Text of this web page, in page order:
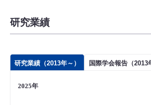
研究業績
研究業績（2013年～） 国際学会報告（2013
2025年